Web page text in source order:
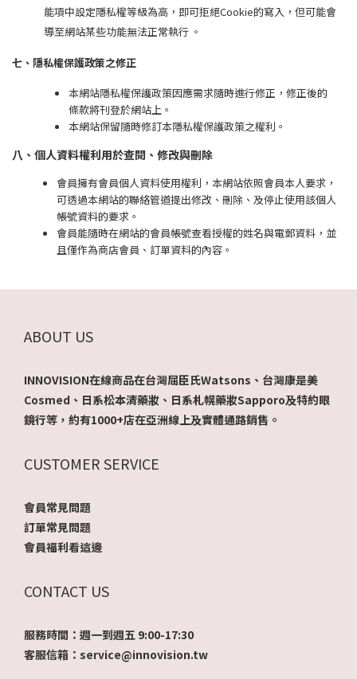
能項中設定隱私權等級為高，即可拒絕Cookie的寫入，但可能會
導至網站某些功能無法正常執行 。
七、隱私權保護政策之修正
本網站隱私權保護政策因應需求隨時進行修正，修正後的
條款將刊登於網站上。
本網站保留隨時修訂本隱私權保護政策之權利。
八、個人資料權利用於查閱、修改與刪除
會員擁有會員個人資料使用權利，本網站依照會員本人要求，
可透過本網站的聯絡管道提出修改、刪除、及停止使用該個人
帳號資料的要求。
會員能隨時在網站的會員帳號查看授權的姓名與電郵資料，並
且僅作為商店會員、訂單資料的內容。
ABOUT US
INNOVISION在線商品在台灣屈臣氏Watsons、台灣康是美
Cosmed、日系松本清藥妝、日系札幌藥妝Sapporo及特約眼
鏡行等，約有1000+店在亞洲線上及實體通路銷售。
CUSTOMER SERVICE
會員常見問題
訂單常見問題
會員福利看這邊
CONTACT US
服務時間：週一到週五 9:00-17:30
客服信箱：service@innovision.tw